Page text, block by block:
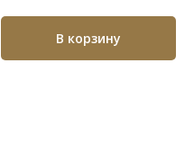
В корзину